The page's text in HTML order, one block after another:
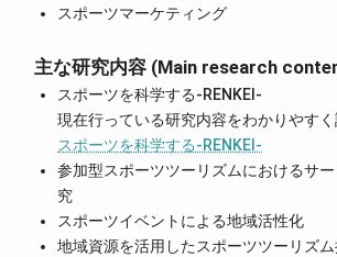
スポーツマーケティング
主な研究内容 (Main research
スポーツを科学する-RENKEI-
現在行っている研究内容をわかりやすく
スポーツを科学する-RENKEI-
参加型スポーツツーリズムにおけるサ
究
スポーツイベントによる地域活性化
地域資源を活用したスポーツツーリズ